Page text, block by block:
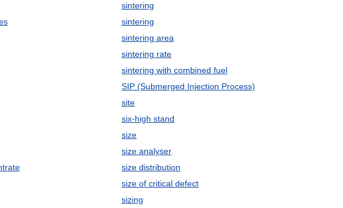
sintering
sintering
sintering area
sintering rate
sintering with combined fuel
SIP (Submerged Injection Process)
site
six-high stand
size
size analyser
size distribution
size of critical defect
sizing